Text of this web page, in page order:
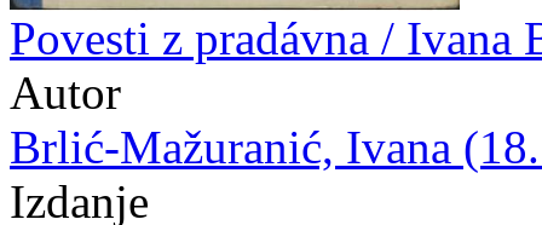
Povesti z pradávna /
Autor
Brlić-Mažuranić, Ivana
Izdanje